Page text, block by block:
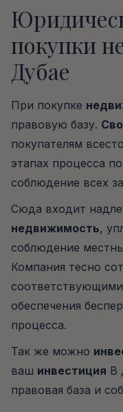
покупки
Дубае
При покупке
правовую базу.
покупателям
этапах процесса
соблюдение всех
Сюда входит
недвижимость,
соблюдение
Компания тесно
обеспечения
процесса.
Так же можно
ваш инвестиция В
правовая база и